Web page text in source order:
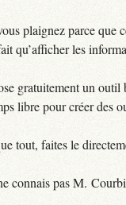
plaignez parce que
qu’afficher les
gratuitement un
libre pour créer des
tout, faites le
connais pas M.